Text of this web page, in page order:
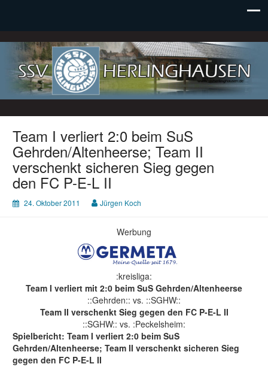
SSV Herlinghausen e. V.
Team I verliert 2:0 beim SuS
Gehrden/Altenheerse; Team II
verschenkt sicheren Sieg gegen
den FC P-E-L II
24. Oktober 2011 Jürgen Koch
Werbung
:kreisliga:
Team I verliert mit 2:0 beim SuS Gehrden/Altenheerse
::Gehrden:: vs. ::SGHW::
Team II verschenkt Sieg gegen den FC P-E-L II
::SGHW:: vs. :Peckelsheim:
Spielbericht: Team I verliert 2:0 beim SuS
Gehrden/Altenheerse; Team II verschenkt sicheren Sieg
gegen den FC P-E-L II